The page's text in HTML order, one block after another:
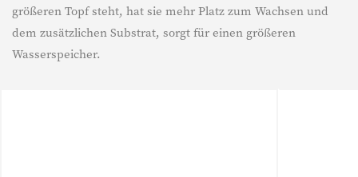
größeren Topf steht, hat sie mehr Platz zum Wachsen und
dem zusätzlichen Substrat, sorgt für einen größeren
Wasserspeicher.